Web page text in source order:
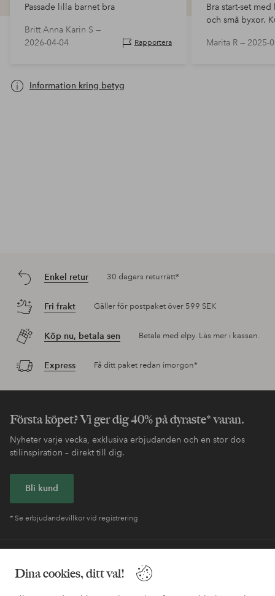
Dina cookies, ditt val!
Passade lilla barnet bra
Britt Anna Karin S —
2026-04-04
Rapportera
Bra start-set
och små byxor.
Marita R — 2025-
Information kring betyg
Enkel retur 30 dagars returrätt*
Fri frakt Gäller för postpaket över 599 SEK
Köp nu, betala sen Betala med elpy. Läs mer i kassan.
Express Få ditt paket redan imorgon*
Första köpet? Vi ger dig 40% på dyraste* varan.
Nyheter varje vecka, exklusiva erbjudanden och en stor dos
stilinspiration – direkt till dig.
Bli kund
* Se erbjudandevillkor vid registrering
I vår FAQ hittar du svaren på de vanligaste frågorna. Här finns